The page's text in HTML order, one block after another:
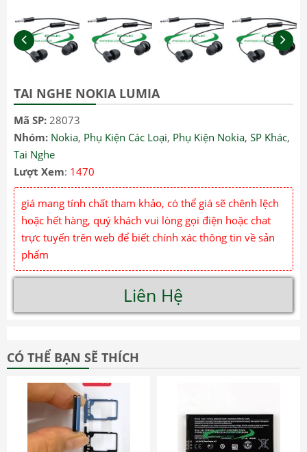
TAI NGHE NOKIA LUMIA
Mã SP: 28073
Nhóm: Nokia, Phụ Kiện Các Loại, Phụ Kiện Nokia, SP Khác,
Tai Nghe
Lượt Xem: 1470
giá mang tính chất tham khảo, có thể giá sẽ chênh lệch
hoặc hết hàng, quý khách vui lòng gọi điện hoặc chat
trực tuyến trên web để biết chính xác thông tin về sản
phẩm
Liên Hệ
CÓ THỂ BẠN SẼ THÍCH